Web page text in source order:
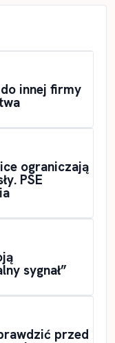
do innej firmy
ograniczają
PSE
sygnał”
przed